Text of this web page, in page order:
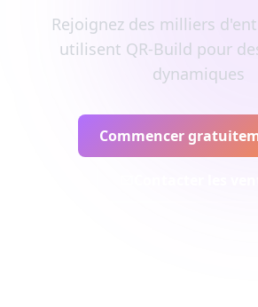
Rejoignez des milliers
utilisent QR-Build pour
dynamiques
Commencer